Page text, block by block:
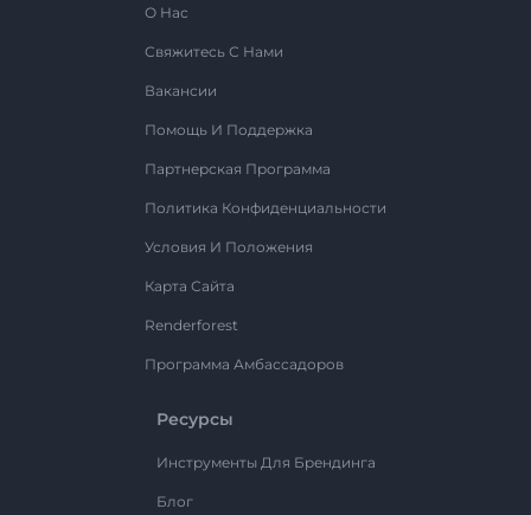
О Нас
Свяжитесь С Нами
Вакансии
Помощь И Поддержка
Партнерская Программа
Политика Конфиденциальности
Условия И Положения
Карта Сайта
Renderforest
Программа Амбассадоров
Ресурсы
Инструменты Для Брендинга
Блог